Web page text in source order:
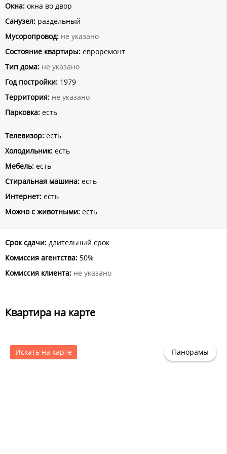
Окна: окна во двор
Санузел: раздельный
Мусоропровод: не указано
Состояние квартиры: евроремонт
Тип дома: не указано
Год постройки: 1979
Территория: не указано
Парковка: есть
Телевизор: есть
Холодильник: есть
Мебель: есть
Стиральная машина: есть
Интернет: есть
Можно с животными: есть
Срок сдачи: длительный срок
Комиссия агентства: 50%
Комиссия клиента: не указано
Квартира на карте
Искать на карте Панорамы